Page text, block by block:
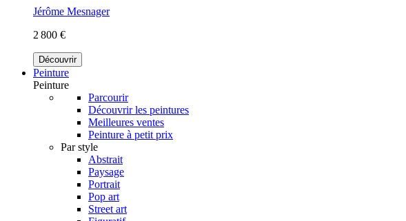
Jérôme Mesnager
2 800 €
Découvrir
Peinture
Peinture
Parcourir
Découvrir les peintures
Meilleures ventes
Peinture à petit prix
Par style
Abstrait
Paysage
Portrait
Pop art
Street art